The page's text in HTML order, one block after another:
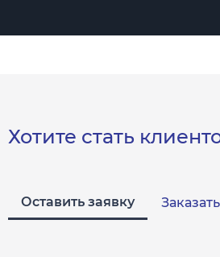
Хотите стать
Оставить заявку